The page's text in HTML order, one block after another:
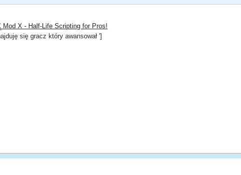
Mod X - Half-Life Scripting for Pros!
się gracz który awansował ']